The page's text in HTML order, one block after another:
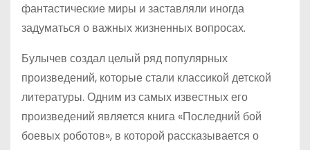
фантастические миры и заставляли иногда
задуматься о важных жизненных вопросах.
Булычев создал целый ряд популярных
произведений, которые стали классикой детской
литературы. Одним из самых известных его
произведений является книга «Последний бой
боевых роботов», в которой рассказывается о